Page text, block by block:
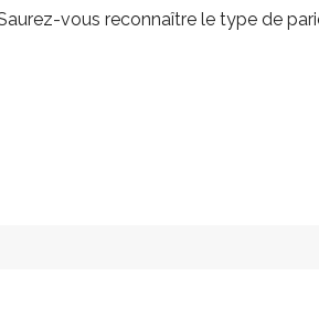
vous reconnaître le type de